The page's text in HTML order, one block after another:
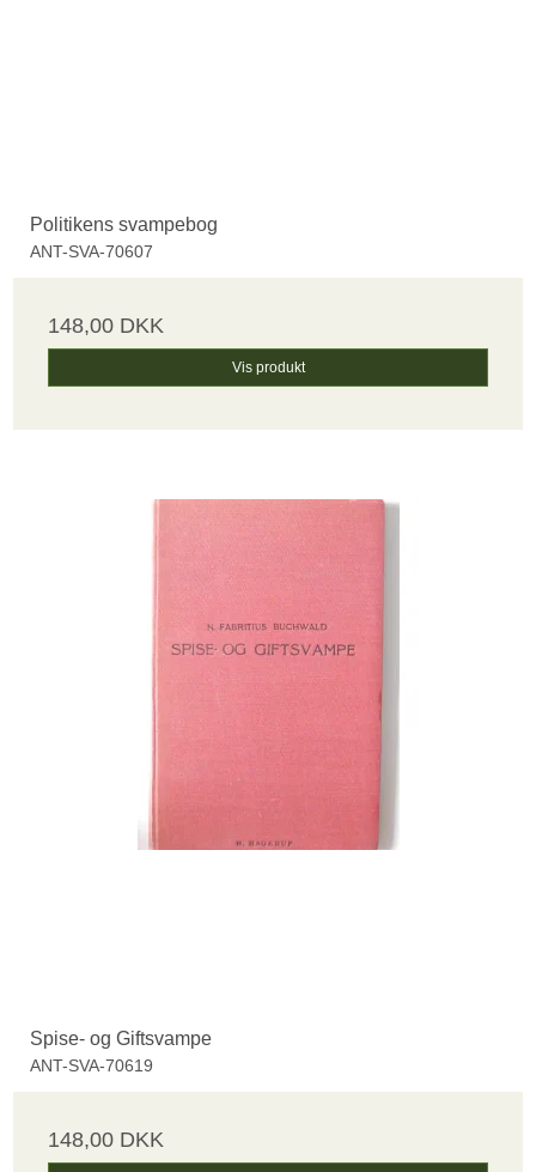
Politikens svampebog
ANT-SVA-70607
148,00 DKK
Vis produkt
Spise- og Giftsvampe
ANT-SVA-70619
148,00 DKK